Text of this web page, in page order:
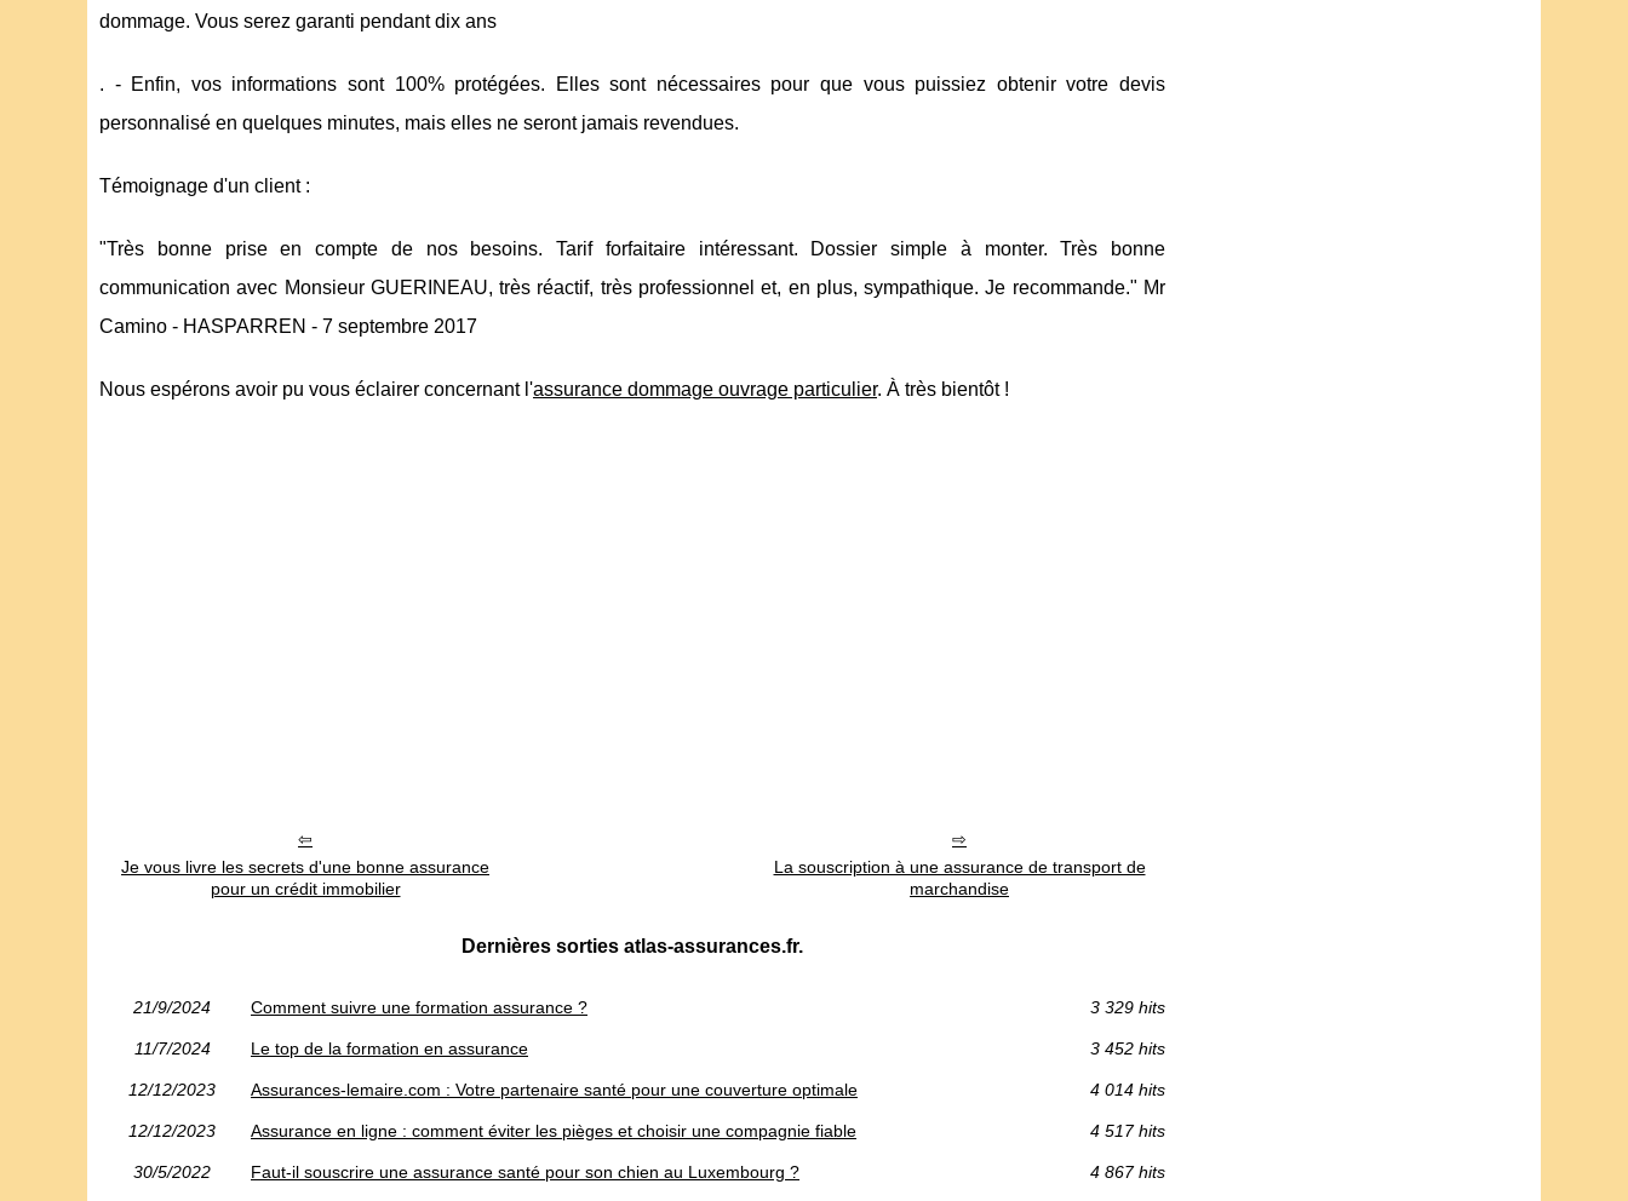
dommage. Vous serez garanti pendant dix ans
. - Enfin, vos informations sont 100% protégées. Elles sont nécessaires pour que vous puissiez obtenir votre devis
personnalisé en quelques minutes, mais elles ne seront jamais revendues.
Témoignage d'un client :
"Très bonne prise en compte de nos besoins. Tarif forfaitaire intéressant. Dossier simple à monter. Très bonne
communication avec Monsieur GUERINEAU, très réactif, très professionnel et, en plus, sympathique. Je recommande." Mr
Camino - HASPARREN - 7 septembre 2017
Nous espérons avoir pu vous éclairer concernant l'assurance dommage ouvrage particulier. À très bientôt !
Je vous livre les secrets d'une bonne assurance
pour un crédit immobilier
La souscription à une assurance de transport de
marchandise
Dernières sorties atlas-assurances.fr.
21/9/2024 Comment suivre une formation assurance ? 3 329 hits
11/7/2024 Le top de la formation en assurance 3 452 hits
12/12/2023 Assurances-lemaire.com : Votre partenaire santé pour une couverture optimale 4 014 hits
12/12/2023 Assurance en ligne : comment éviter les pièges et choisir une compagnie fiable 4 517 hits
30/5/2022 Faut-il souscrire une assurance santé pour son chien au Luxembourg ? 4 867 hits